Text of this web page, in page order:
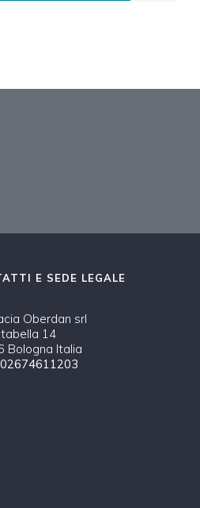
E SEDE LEGALE
Oberdan srl
14
Bologna Italia